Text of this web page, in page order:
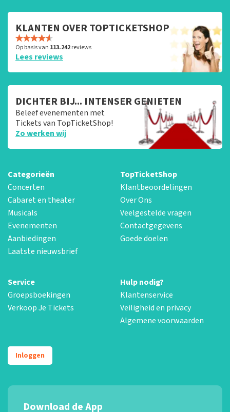
KLANTEN OVER TOPTICKETSHOP
Op basis van 113.242reviews
Lees reviews
DICHTER BIJ... INTENSER GENIETEN
Beleef evenementen met
Tickets van TopTicketShop!
Zo werken wij
Categorieën
Concerten
Cabaret en theater
Musicals
Evenementen
Aanbiedingen
Laatste nieuwsbrief
TopTicketShop
Klantbeoordelingen
Over Ons
Veelgestelde vragen
Contactgegevens
Goede doelen
Service
Groepsboekingen
Verkoop Je Tickets
Hulp nodig?
Klantenservice
Veiligheid en privacy
Algemene voorwaarden
Inloggen
Download de App